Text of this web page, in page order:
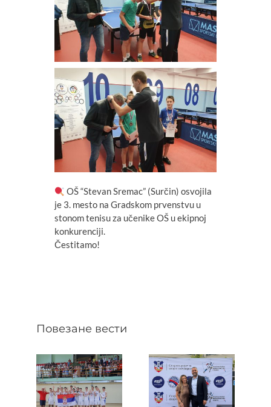
OŠ “Stevan Sremac” (Surčin) osvojila
je 3. mesto na Gradskom prvenstvu u
stonom tenisu za učenike OŠ u ekipnoj
konkurenciji.
Čestitamo!
Повезане вести